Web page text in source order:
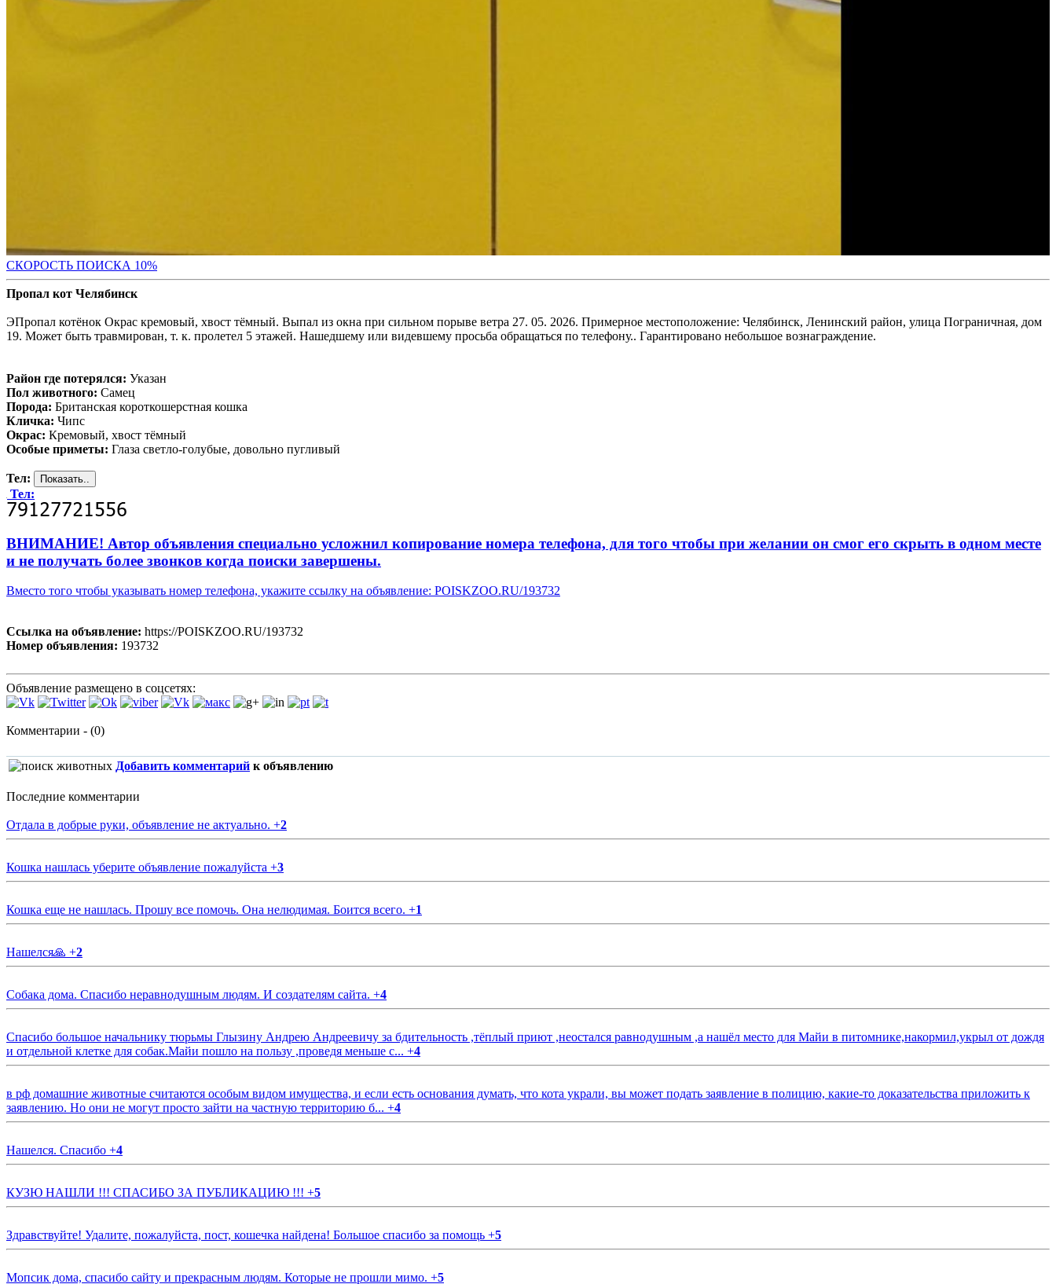
СКОРОСТЬ ПОИСКА 10%
Пропал кот Челябинск
ЭПропал котёнок Окрас кремовый, хвост тёмный. Выпал из окна при сильном порыве ветра 27. 05. 2026. Примерное местоположение: Челябинск, Ленинский район, улица Пограничная, дом
19. Может быть травмирован, т. к. пролетел 5 этажей. Нашедшему или видевшему просьба обращаться по телефону.. Гарантировано небольшое вознаграждение.
Район где потерялся: Указан
Пол животного: Самец
Порода: Британская короткошерстная кошка
Кличка: Чипс
Окрас: Кремовый, хвост тёмный
Особые приметы: Глаза светло-голубые, довольно пугливый
Тел:
Тел:
ВНИМАНИЕ! Автор объявления специально усложнил копирование номера телефона, для того чтобы при желании он смог его скрыть в одном месте
и не получать более звонков когда поиски завершены.
Вместо того чтобы указывать номер телефона, укажите ссылку на объявление: POISKZOO.RU/193732
Ссылка на объявление: https://POISKZOO.RU/193732
Номер объявления: 193732
Объявление размещено в соцсетях:
Комментарии - (0)
Добавить комментарий к объявлению
Последние комментарии
Отдала в добрые руки, объявление не актуально. +2
Кошка нашлась уберите объявление пожалуйста +3
Кошка еще не нашлась. Прошу все помочь. Она нелюдимая. Боится всего. +1
Нашелся🙏 +2
Собака дома. Спасибо неравнодушным людям. И создателям сайта. +4
Спасибо большое начальнику тюрьмы Глызину Андрею Андреевичу за бдительность ,тёплый приют ,неостался равнодушным ,а нашёл место для Майи в питомнике,накормил,укрыл от дождя
и отдельной клетке для собак.Майи пошло на пользу ,проведя меньше с... +4
в рф домашние животные считаются особым видом имущества, и если есть основания думать, что кота украли, вы может подать заявление в полицию, какие-то доказательства приложить к
заявлению. Но они не могут просто зайти на частную территорию б... +4
Нашелся. Спасибо +4
КУЗЮ НАШЛИ !!! СПАСИБО ЗА ПУБЛИКАЦИЮ !!! +5
Здравствуйте! Удалите, пожалуйста, пост, кошечка найдена! Большое спасибо за помощь +5
Мопсик дома, спасибо сайту и прекрасным людям. Которые не прошли мимо. +5